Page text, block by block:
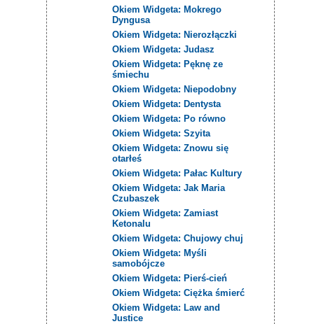
Okiem Widgeta: Mokrego
Dyngusa
Okiem Widgeta: Nierozłączki
Okiem Widgeta: Judasz
Okiem Widgeta: Pęknę ze
śmiechu
Okiem Widgeta: Niepodobny
Okiem Widgeta: Dentysta
Okiem Widgeta: Po równo
Okiem Widgeta: Szyita
Okiem Widgeta: Znowu się
otarłeś
Okiem Widgeta: Pałac Kultury
Okiem Widgeta: Jak Maria
Czubaszek
Okiem Widgeta: Zamiast
Ketonalu
Okiem Widgeta: Chujowy chuj
Okiem Widgeta: Myśli
samobójcze
Okiem Widgeta: Pierś-cień
Okiem Widgeta: Ciężka śmierć
Okiem Widgeta: Law and
Justice